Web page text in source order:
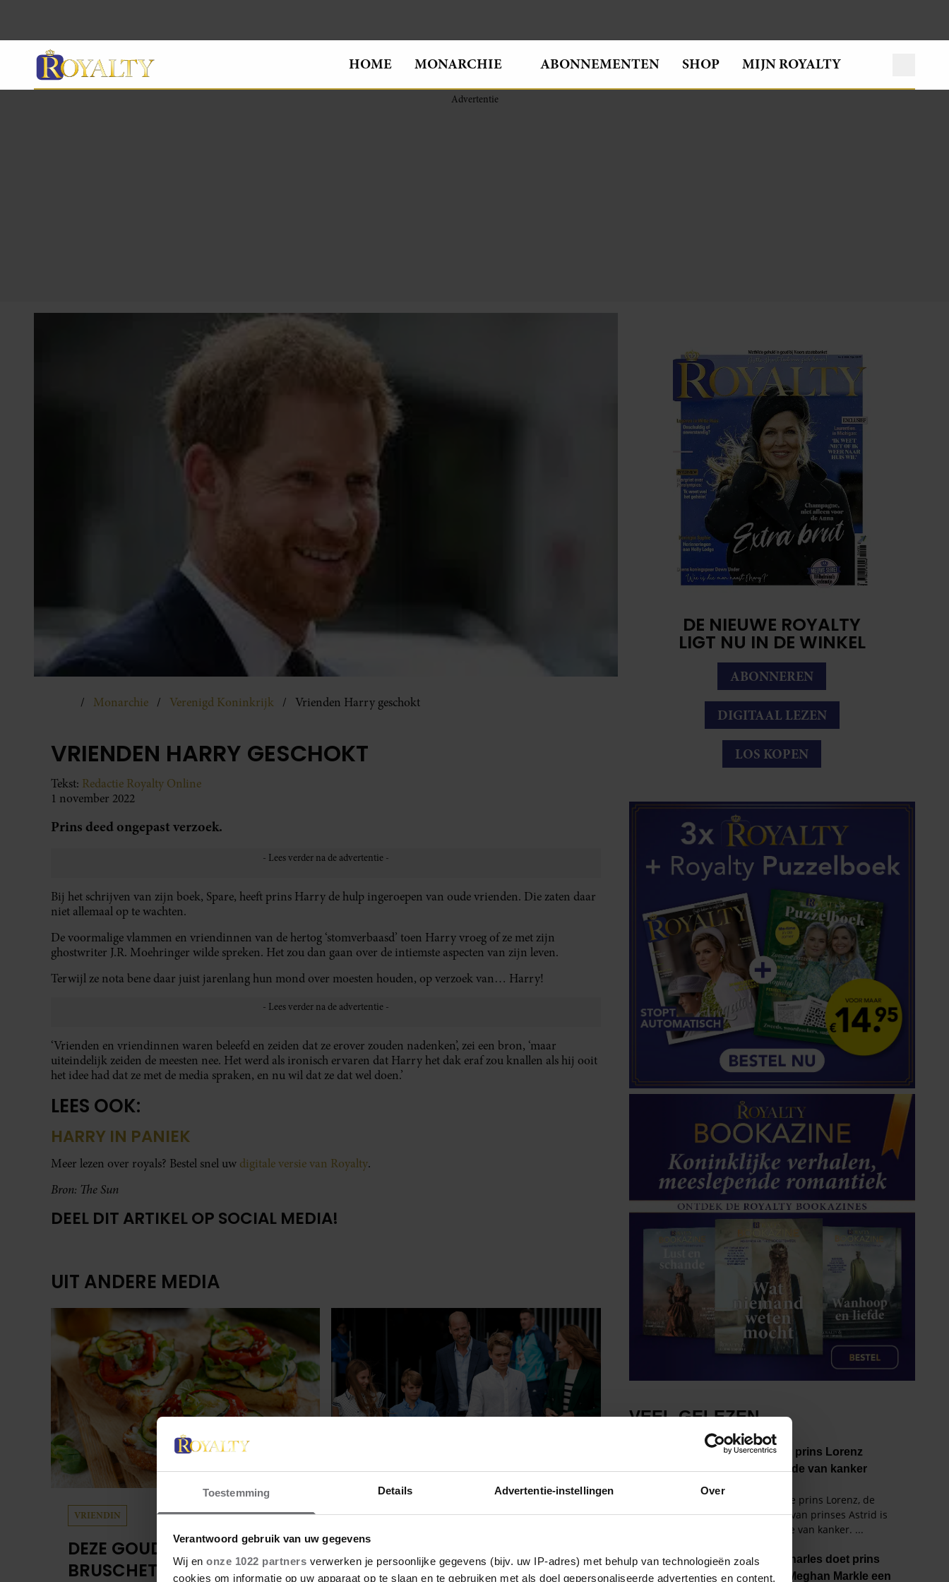
Toestemming Details Advertentie-instellingen Over
Verantwoord gebruik van uw gegevens
Wij en onze 1022 partners verwerken je persoonlijke gegevens (bijv. uw IP-adres) met behulp van technologieën zoals
cookies om informatie op uw apparaat op te slaan en te gebruiken met als doel gepersonaliseerde advertenties en content,
HOME MONARCHIE ABONNEMENTEN SHOP MIJN ROYALTY
Monarchie Verenigd Koninkrijk Vrienden Harry geschokt
VRIENDEN HARRY GESCHOKT
Tekst: Redactie Royalty Online
1 november 2022
Prins deed ongepast verzoek.
Bij het schrijven van zijn boek, Spare, heeft prins Harry de hulp ingeroepen van oude vrienden. Die zaten daar
niet allemaal op te wachten.
De voormalige vlammen en vriendinnen van de hertog ‘stomverbaasd’ toen Harry vroeg of ze met zijn
ghostwriter J.R. Moehringer wilde spreken. Het zou dan gaan over de intiemste aspecten van zijn leven.
Terwijl ze nota bene daar juist jarenlang hun mond over moesten houden, op verzoek van… Harry!
‘Vrienden en vriendinnen waren beleefd en zeiden dat ze erover zouden nadenken’, zei een bron, ‘maar
uiteindelijk zeiden de meesten nee. Het werd als ironisch ervaren dat Harry het dak eraf zou knallen als hij ooit
het idee had dat ze met de media spraken, en nu wil dat ze dat wel doen.’
LEES OOK:
HARRY IN PANIEK
Meer lezen over royals? Bestel snel uw digitale versie van Royalty.
Bron: The Sun
DEEL DIT ARTIKEL OP SOCIAL MEDIA!
UIT ANDERE MEDIA
VRIENDIN
DEZE GOUDBRUINE
BRUSCHETTA MET
WEEKEND
PRINS WILLIAM EN PRINSES
CATHERINE NEMEN
DE NIEUWE ROYALTY
LIGT NU IN DE WINKEL
ABONNEREN
DIGITAAL LEZEN
LOS KOPEN